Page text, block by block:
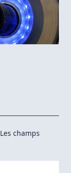
Les champs